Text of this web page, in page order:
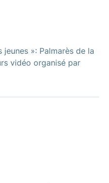
jeunes »: Palmarès de la
vidéo organisé par